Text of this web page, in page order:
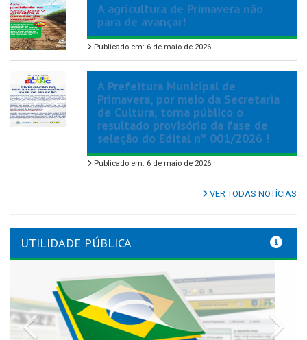
A agricultura de Primavera não
para de avançar!
Publicado em: 6 de maio de 2026
A Prefeitura Municipal de
Primavera, por meio da Secretaria
de Cultura, torna público o
resultado provisório da fase de
seleção do Edital nº 001/2026 !
Publicado em: 6 de maio de 2026
VER TODAS NOTÍCIAS
UTILIDADE PÚBLICA
Previous